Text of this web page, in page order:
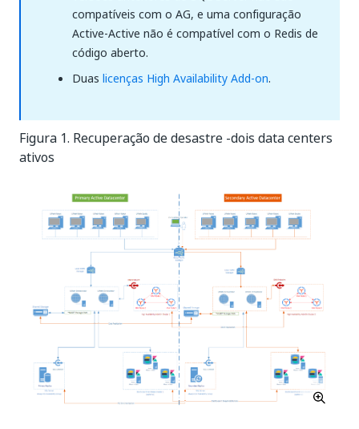
compatíveis com o AG, e uma configuração
Active-Active não é compatível com o Redis de
código aberto.
Duas licenças High Availability Add-on.
Figura 1. Recuperação de desastre -dois data centers
ativos